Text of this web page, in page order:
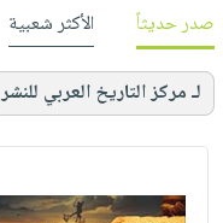
صدر حديثاً الأكثر شعبية
لـ مركز التاريخ العربي للنشر